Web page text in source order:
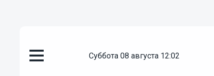
суббота 08 августа 12:02